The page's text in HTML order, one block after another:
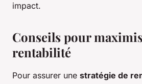
impact.
Conseils pour
rentabilité
Pour assurer une stratégie de